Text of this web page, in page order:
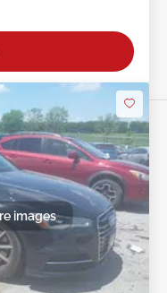
images